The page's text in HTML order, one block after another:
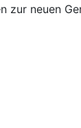
zur neuen